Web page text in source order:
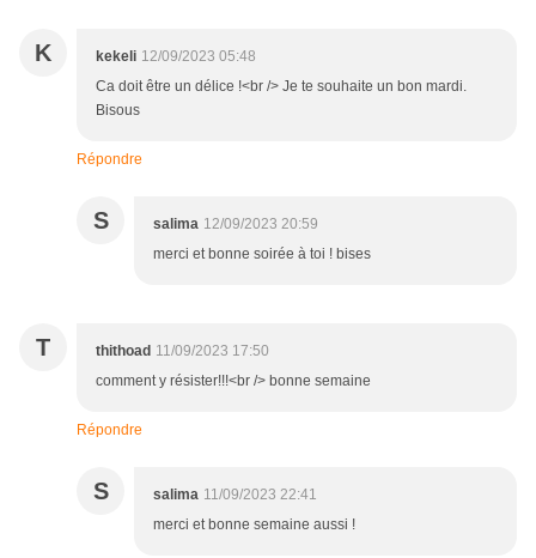
K kekeli 12/09/2023 05:48
Ca doit être un délice !<br /> Je te souhaite un bon mardi.
Bisous
Répondre
S salima 12/09/2023 20:59
merci et bonne soirée à toi ! bises
T thithoad 11/09/2023 17:50
comment y résister!!!<br /> bonne semaine
Répondre
S salima 11/09/2023 22:41
merci et bonne semaine aussi !